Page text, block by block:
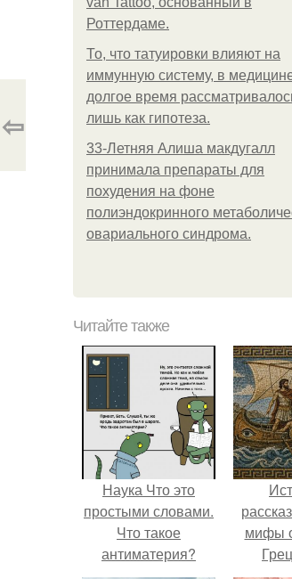
Роттердаме.
То, что татуировки влияют на
иммунную систему, в
долгое время
лишь как гипотеза.
33-Летняя Алиша макдугалл
принимала препараты для
похудения на фоне
полиэндокринного
овариального синдрома.
⇦
Читайте также
Наука Что это
простыми словами.
Что такое
антиматерия?
мифы